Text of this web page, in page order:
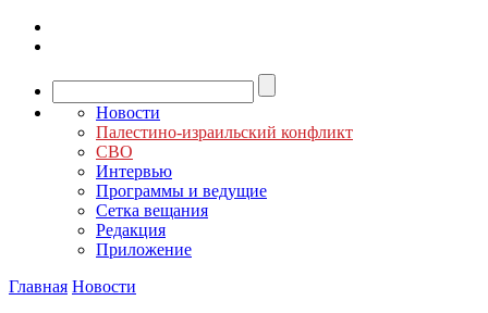
Новости
Палестино-израильский конфликт
СВО
Интервью
Программы и ведущие
Сетка вещания
Редакция
Приложение
Главная Новости